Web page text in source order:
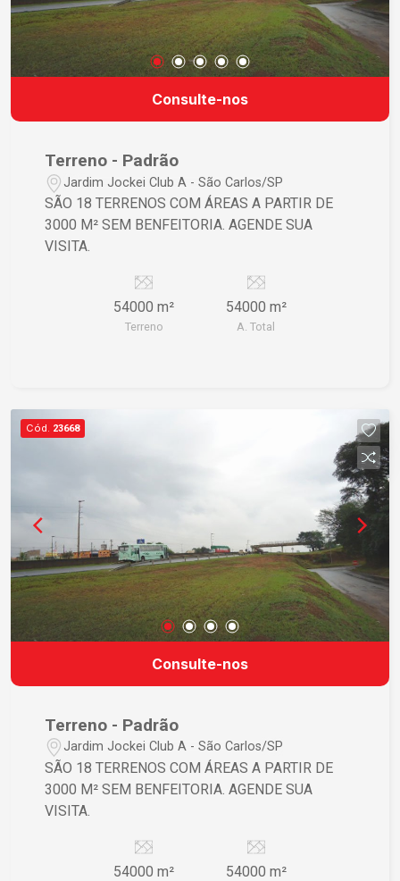
Consulte-nos
Terreno - Padrão
Jardim Jockei Club A - São Carlos/SP
SÃO 18 TERRENOS COM ÁREAS A PARTIR DE
3000 M² SEM BENFEITORIA. AGENDE SUA
VISITA.
54000 m²
Terreno
54000 m²
A. Total
Cód. 23668
Consulte-nos
Terreno - Padrão
Jardim Jockei Club A - São Carlos/SP
SÃO 18 TERRENOS COM ÁREAS A PARTIR DE
3000 M² SEM BENFEITORIA. AGENDE SUA
VISITA.
54000 m² 54000 m²